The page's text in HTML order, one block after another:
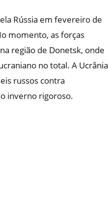
Rússia em fevereiro de
momento, as forças
região de Donetsk, onde
no total. A Ucrânia
russos contra
inverno rigoroso.